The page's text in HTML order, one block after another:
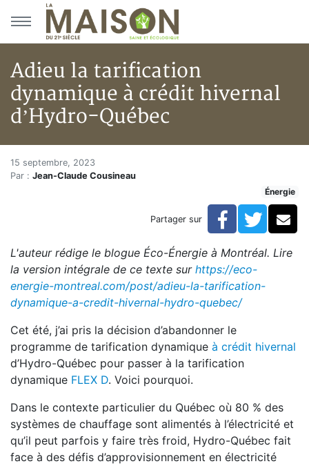
Aller au menu principal
Aller au contenu principal
Adieu la tarification
dynamique à crédit hivernal
d’Hydro-Québec
Accueil
Articles
Adieu la tarification dynamique à crédit hivernal
Adieu la tarification
15 septembre, 2023
Par : Jean-Claude Cousineau
Énergie
Partager sur Facebook
L'auteur rédige le blogue Éco-Énergie à Montréal. Lire
la version intégrale de ce texte sur https://eco-
energie-montreal.com/post/adieu-la-tarification-
dynamique-a-credit-hivernal-hydro-quebec/
Cet été, j’ai pris la décision d’abandonner le
programme de tarification dynamique à crédit hivernal
d’Hydro-Québec pour passer à la tarification
dynamique FLEX D. Voici pourquoi.
Dans le contexte particulier du Québec où 80 % des
systèmes de chauffage sont alimentés à l’électricité et
qu’il peut parfois y faire très froid, Hydro-Québec fait
face à des défis d’approvisionnement en électricité